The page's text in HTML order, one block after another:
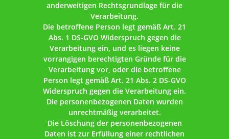
anderweitigen Rechtsgrundlage für die
Verarbeitung.
Die betroffene Person legt gemäß Art. 21
Abs. 1 DS-GVO Widerspruch gegen die
Verarbeitung ein, und es liegen keine
vorrangigen berechtigten Gründe für die
Verarbeitung vor, oder die betroffene
Person legt gemäß Art. 21 Abs. 2 DS-GVO
Widerspruch gegen die Verarbeitung ein.
Die personenbezogenen Daten wurden
unrechtmäßig verarbeitet.
Die Löschung der personenbezogenen
Daten ist zur Erfüllung einer rechtlichen